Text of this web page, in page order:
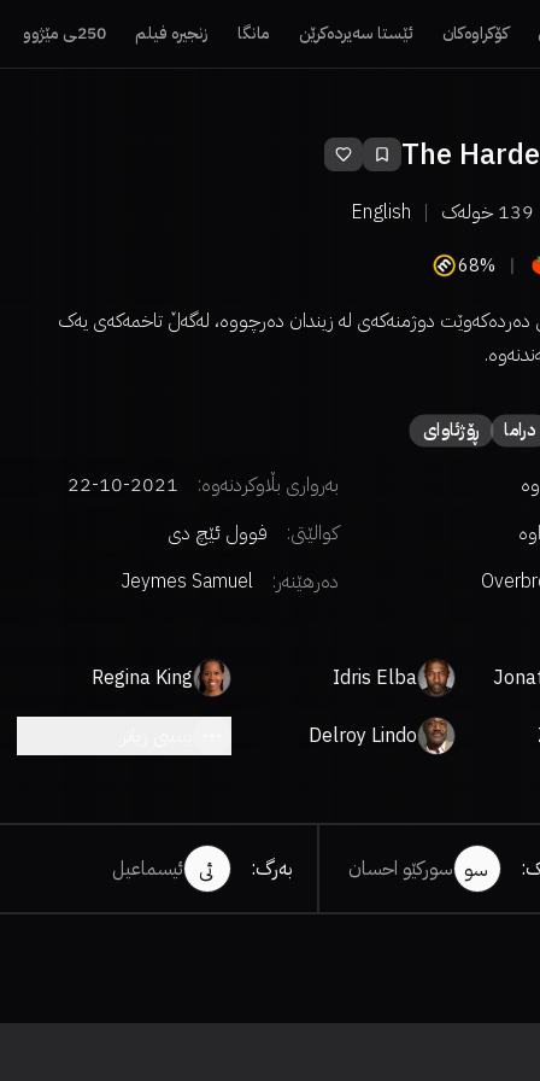
کۆکراوەکان ئێستا سەیردەکرێن مانگا زنجیرە فیلم 250ـی مێژوو
The
139 خولەک English
68%
دوژمنەکەی لە زیندان دەرچووە، لەگەڵ تاخمەکەی یەک
دراما ڕۆژئاوای
بەرواری بڵاوکردنەوە:
2021-10-22
کوالێتی:
فوول ئێچ دی
دەرهێنەر:
Jeymes Samuel
Idris Elba
Regina King
Delroy Lindo
: سو سورکێو احسان بەرگ: ئی ئیسماعیل